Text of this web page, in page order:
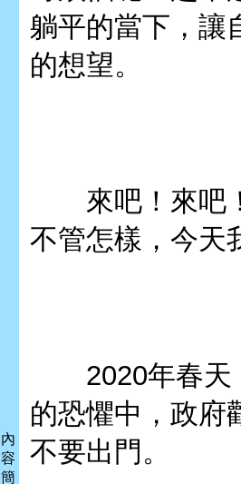
內
容
簡
躺平的當下，讓
的想望。
來吧！來吧！
不管怎樣，今天
2020年春天
的恐懼中，政府
不要出門。